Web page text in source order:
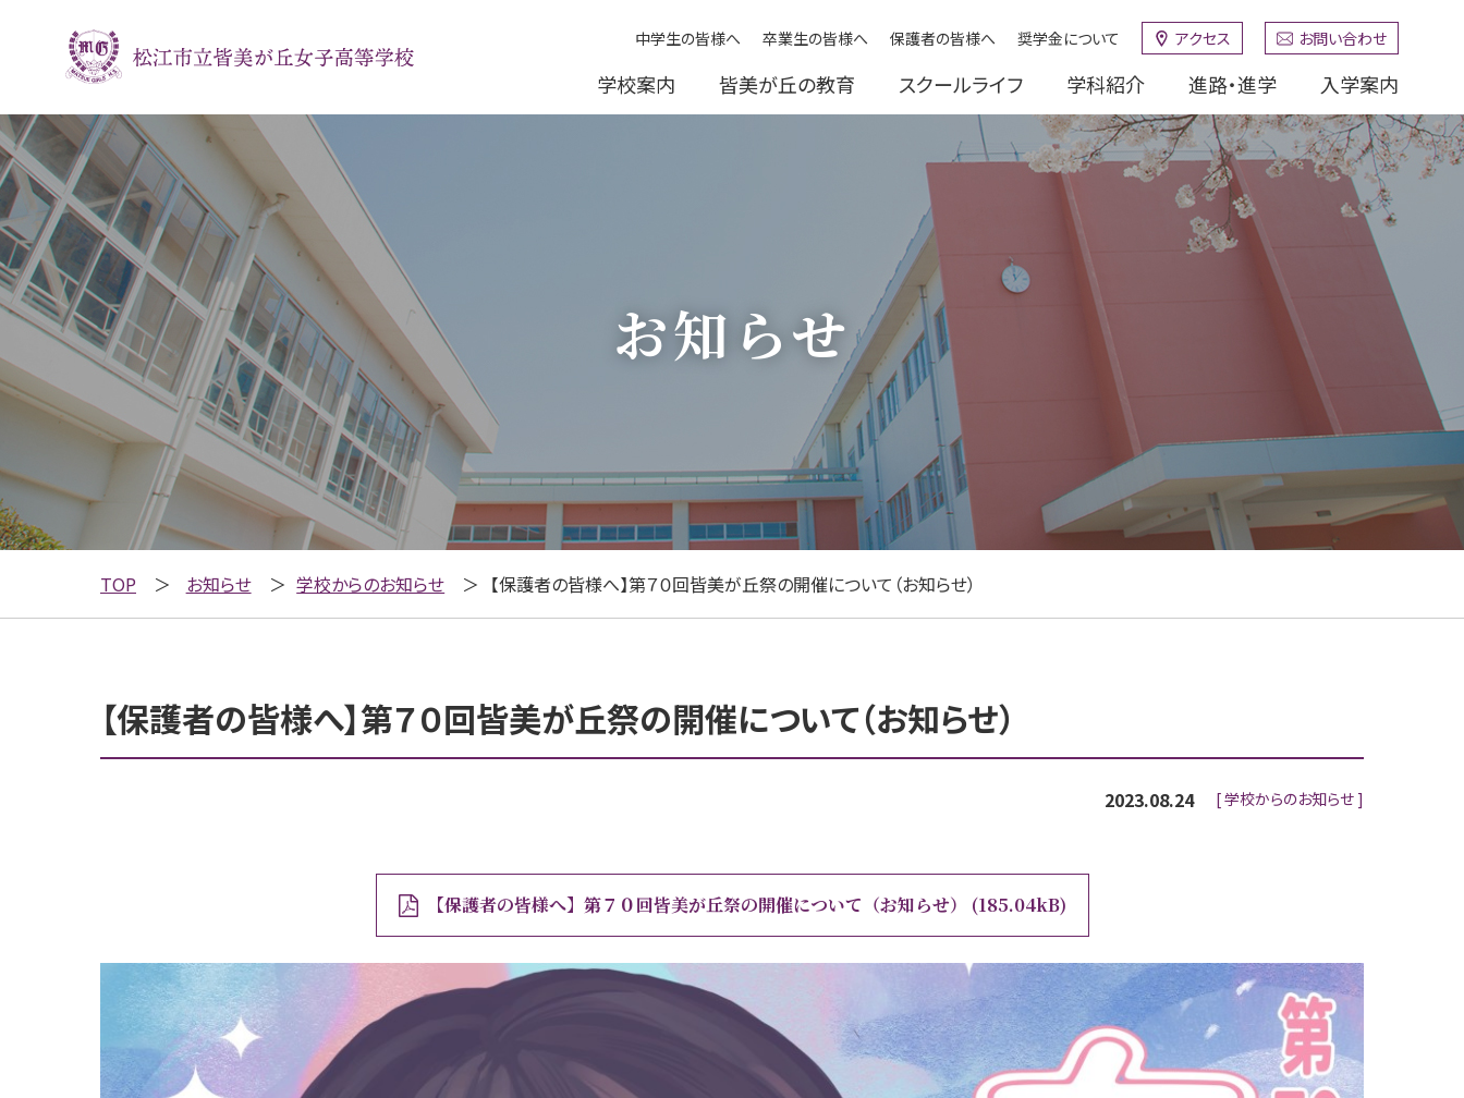
学校案内 皆美が丘の教育 スクールライフ 学科紹介 進路・進学 入学案内
中学生の皆様へ 卒業生の皆様へ 保護者の皆様へ 奨学金について アクセス お問い合わせ
お知らせ
TOP お知らせ 学校からのお知らせ 【保護者の皆様へ】第７０回皆美が丘祭の開催について（お知らせ）
【保護者の皆様へ】第７０回皆美が丘祭の開催について（お知らせ）
2023.08.24 学校からのお知らせ
【保護者の皆様へ】第７０回皆美が丘祭の開催について（お知らせ） 185.04kB